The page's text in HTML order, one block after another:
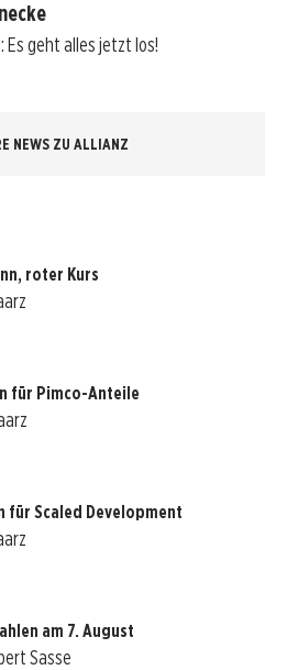
Es geht alles jetzt los!
NEWS ZU ALLIANZ
roter Kurs
für Pimco-Anteile
für Scaled Development
am 7. August
Sasse